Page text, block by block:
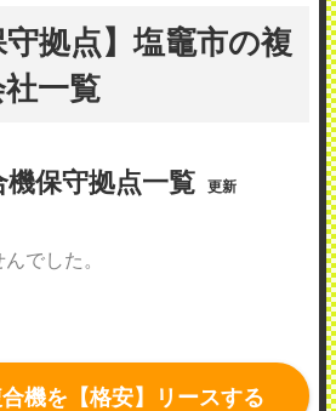
守拠点】塩竈市の複
一覧
保守拠点一覧 更新
でした。
機を【格安】リースする